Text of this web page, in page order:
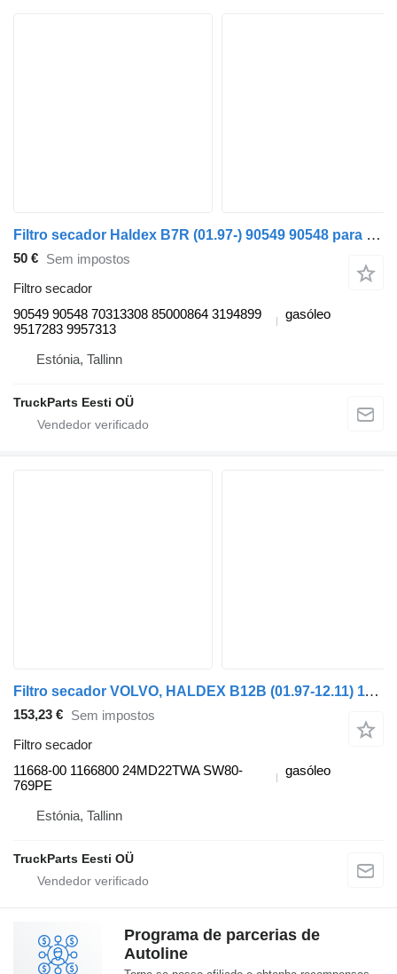
Filtro secador Haldex B7R (01.97-) 90549 90548 para autocarro Volvo B6, B7, B9, B10, B12 bus (1978-2011)
50 € Sem impostos
Filtro secador
90549 90548 70313308 85000864 3194899
9517283 9957313
gasóleo
Estónia, Tallinn
TruckParts Eesti OÜ
Filtro secador VOLVO, HALDEX B12B (01.97-12.11) 11668-00 para autocarro Volvo B6, B7, B9, B10, B12 bus (1978-2011)
153,23 € Sem impostos
Filtro secador
11668-00 1166800 24MD22TWA SW80-
769PE
gasóleo
Estónia, Tallinn
TruckParts Eesti OÜ
Programa de parcerias de
Autoline